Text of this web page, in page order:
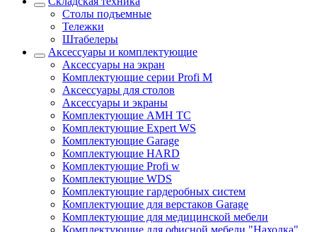
Столы подъемные
Тележки
Штабелеры
Аксессуары и комплектующие
Аксессуары на экран
Комплектующие серии Profi M
Аксессуары для столов
Аксессуары и экраны
Комплектующие AMH TC
Комплектующие Expert WS
Комплектующие Garage
Комплектующие HARD
Комплектующие Profi w
Комплектующие WDS
Комплектующие гардеробных систем
Комплектующие для верстаков Garage
Комплектующие для медицинской мебели
Комплектующие для офисной мебели "Находка"